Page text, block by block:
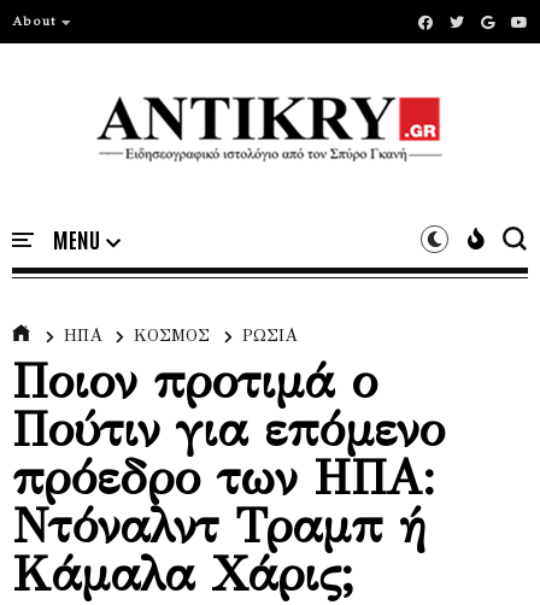
About
ΗΠΑ ΚΟΣΜΟΣ ΡΩΣΙΑ
Ποιον προτιμά ο
Πούτιν για επόμενο
πρόεδρο των ΗΠΑ:
Ντόναλντ Τραμπ ή
Κάμαλα Χάρις;